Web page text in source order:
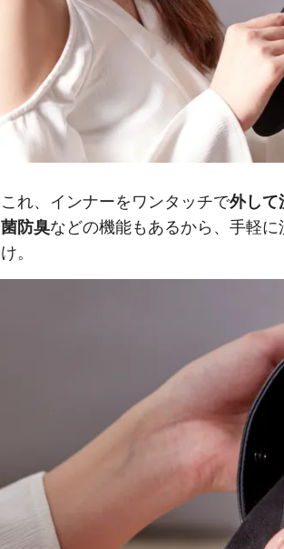
これ、インナーをワンタッチで外して
菌防臭などの機能もあるから、手軽
け。